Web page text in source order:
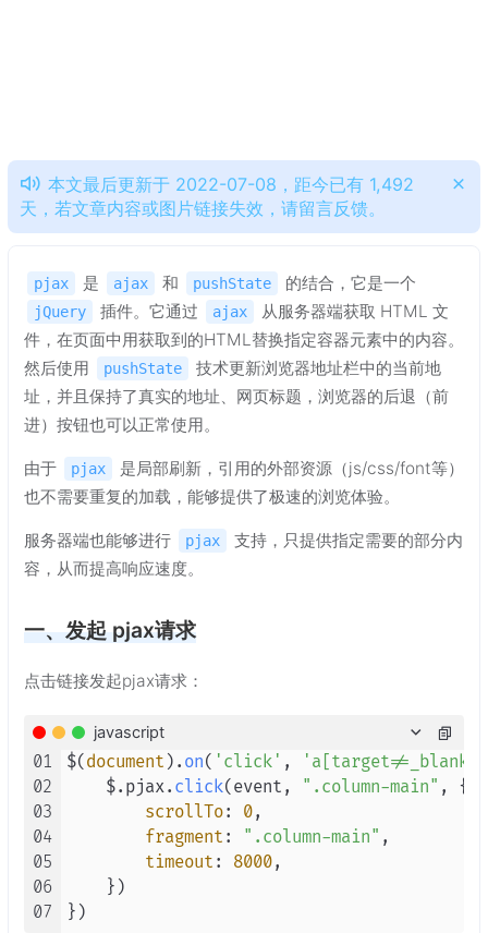
本文最后更新于 2022-07-08，距今已有 1,492
天，若文章内容或图片链接失效，请留言反馈。
pjax 是 ajax 和 pushState 的结合，它是一个
jQuery 插件。它通过 ajax
从服务器端获取 HTML 文
件，在页面中用获取到的HTML替换指定容器元素中的内容。
然后使用
pushState
技术更新浏览器地址栏中的当前地
址，并且保持了真实的地址、网页标题，浏览器的后退（前
进）按钮也可以正常使用。
由于 pjax
是局部刷新，引用的外部资源（js/css/font等）
也不需要重复的加载，能够提供了极速的浏览体验。
服务器端也能够进行 pjax
支持，只提供指定需要的部分内
容，从而提高响应速度。
一、发起 pjax请求
点击链接发起pjax请求：
javascript
01
02
03
04
05
06
07
$( document ). on( 'click' ,
'a[target!=_blank]'
    $.pjax.
click(event, ".column-main" , {
scrollTo: 0,
fragment : ".column-main" ,
timeout : 8000,
    })